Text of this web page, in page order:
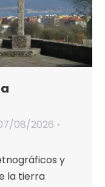
08/2026
y
la tierra